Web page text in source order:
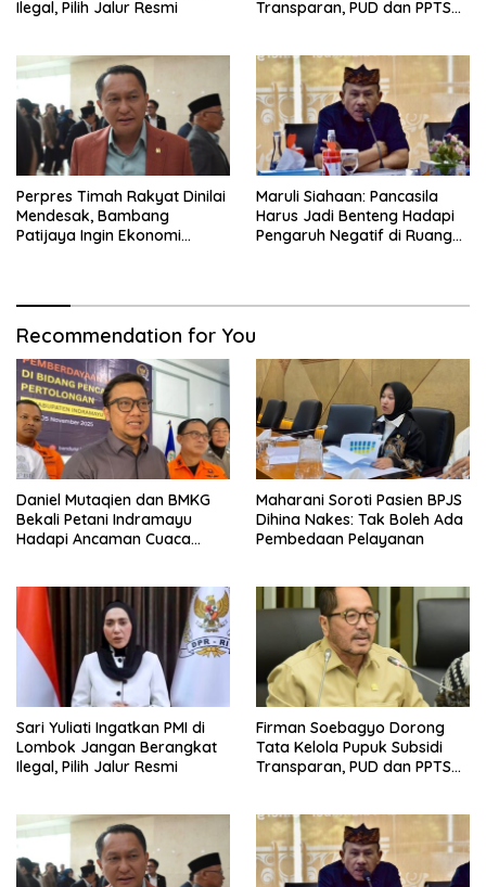
Ilegal, Pilih Jalur Resmi
Transparan, PUD dan PPTS
Perpres Timah Rakyat Dinilai
Mendesak, Bambang
Patijaya Ingin Ekonomi
Maruli Siahaan: Pancasila
Harus Jadi Benteng Hadapi
Pengaruh Negatif di Ruang
Recommendation for You
Daniel Mutaqien dan BMKG
Bekali Petani Indramayu
Hadapi Ancaman Cuaca
Maharani Soroti Pasien BPJS
Dihina Nakes: Tak Boleh Ada
Pembedaan Pelayanan
Sari Yuliati Ingatkan PMI di
Lombok Jangan Berangkat
Ilegal, Pilih Jalur Resmi
Firman Soebagyo Dorong
Tata Kelola Pupuk Subsidi
Transparan, PUD dan PPTS